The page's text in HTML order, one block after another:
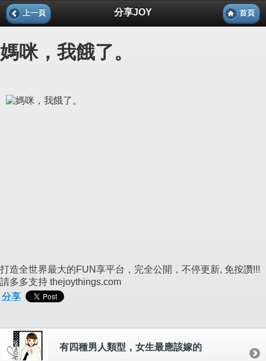
上一頁 分享JOY 首頁
媽咪，我餓了。
打造全世界最大的FUN享平台，完全公開，不停更新, 免按讚!!!
請多多支持 thejoythings.com
分享
有四種男人類型，女生最應該嫁的